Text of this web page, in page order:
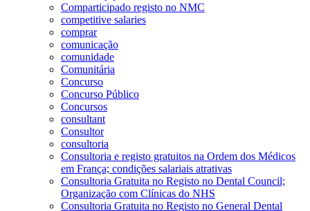
Comparticipado registo no NMC
competitive salaries
comprar
comunicação
comunidade
Comunitária
Concurso
Concurso Público
Concursos
consultant
Consultor
consultoria
Consultoria e registo gratuitos na Ordem dos Médicos
em França; condições salariais atrativas
Consultoria Gratuita no Registo no Dental Council;
Organização com Clínicas do NHS
Consultoria Gratuita no Registo no General Dental